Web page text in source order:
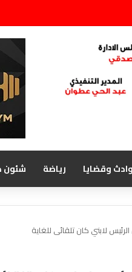
وقضايا رياضة شئون
لابني كان تلقائى للغاية